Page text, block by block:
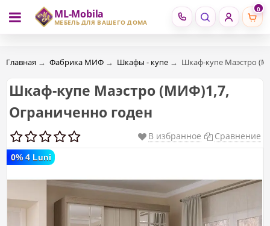
ML-Mobila
МЕБЕЛЬ ДЛЯ ВАШЕГО ДОМА
0
RU RO
Главная → Фабрика МИФ → Шкафы - купе → Шкаф-купе Маэстро
Шкаф-купе Маэстро (МИФ)1,7,
Ограниченно годен
В избранное Сравнение
0% 4 Luni